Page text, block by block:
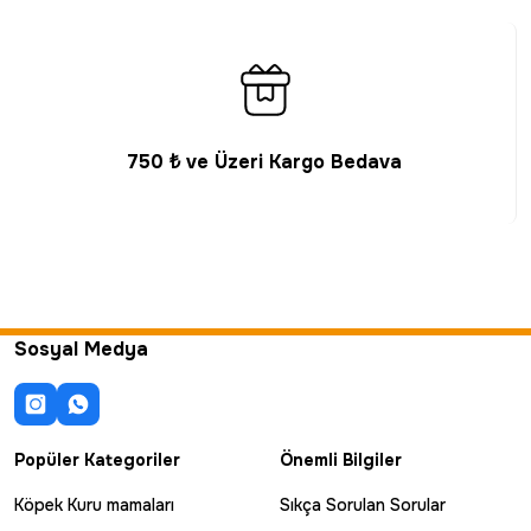
750 ₺ ve Üzeri Kargo Bedava
Sosyal Medya
Popüler Kategoriler
Köpek Kuru mamaları
Önemli Bilgiler
Sıkça Sorulan Sorular